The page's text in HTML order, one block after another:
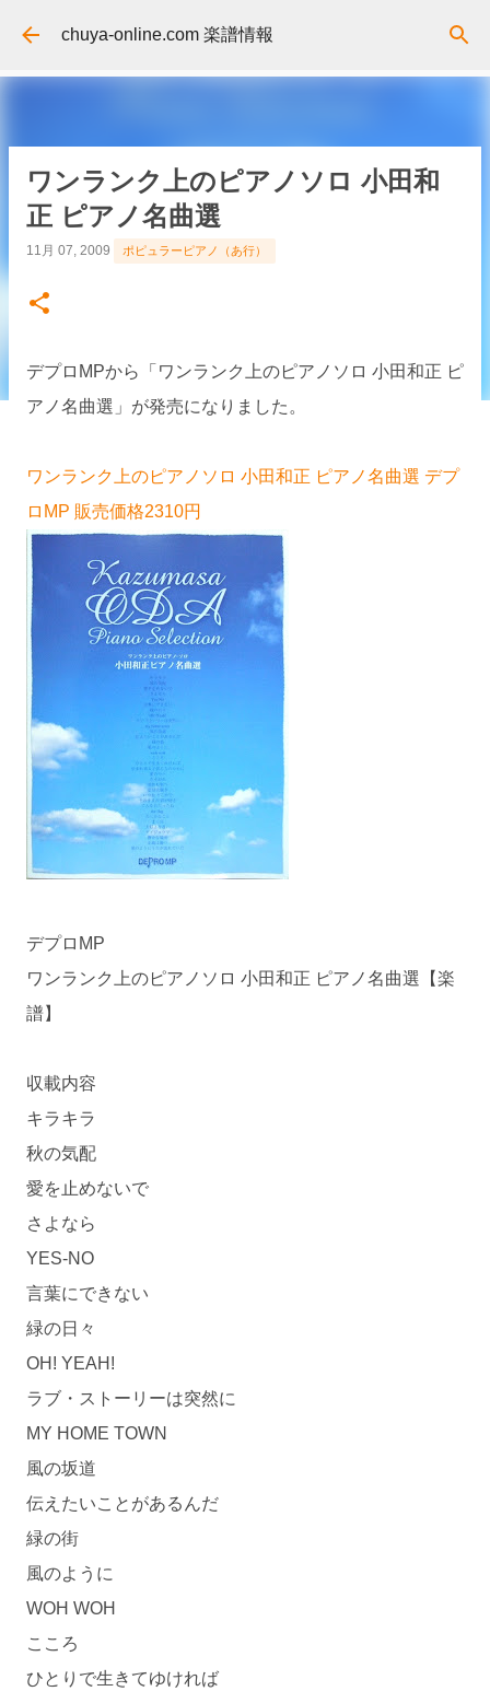
スキップしてメイン コンテンツに移動
chuya-online.com 楽譜情報
ワンランク上のピアノソロ 小田和
正 ピアノ名曲選
11月 07, 2009 ポピュラーピアノ（あ行）
デプロMPから「ワンランク上のピアノソロ 小田和正 ピ
アノ名曲選」が発売になりました。
ワンランク上のピアノソロ 小田和正 ピアノ名曲選 デプ
ロMP 販売価格2310円
デプロMP
ワンランク上のピアノソロ 小田和正 ピアノ名曲選【楽
譜】
収載内容
キラキラ
秋の気配
愛を止めないで
さよなら
YES-NO
言葉にできない
緑の日々
OH! YEAH!
ラブ・ストーリーは突然に
MY HOME TOWN
風の坂道
伝えたいことがあるんだ
緑の街
風のように
WOH WOH
こころ
ひとりで生きてゆければ